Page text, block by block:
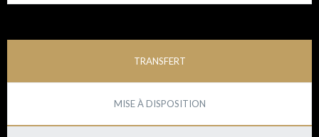
TRANSFERT
MISE À DISPOSITION